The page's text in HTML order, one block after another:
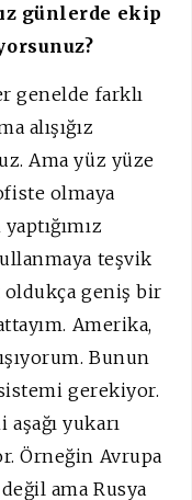
günlerde ekip
genelde farklı
alışığız
Ama yüz yüze
olmaya
teşvik
oldukça geniş bir
Amerika,
Bunun
gerekiyor.
yukarı
Örneğin Avrupa
ama Rusya